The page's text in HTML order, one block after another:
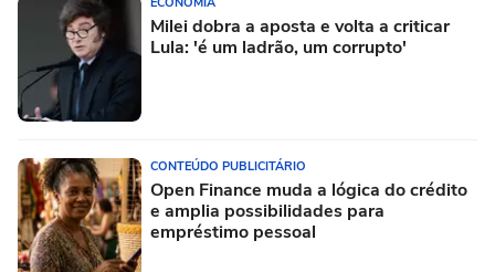
Milei dobra a aposta e volta a criticar
Lula: 'é um ladrão, um corrupto'
CONTEÚDO PUBLICITÁRIO
Open Finance muda a lógica do crédito
e amplia possibilidades para
empréstimo pessoal